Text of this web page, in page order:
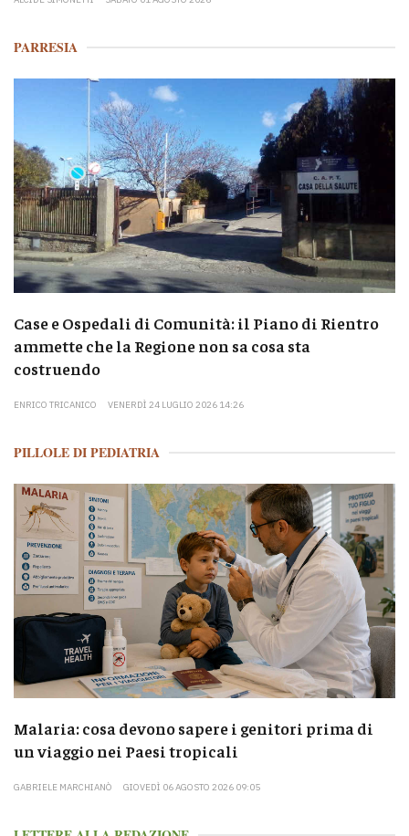
PARRESIA
Case e Ospedali di Comunità: il Piano di Rientro
ammette che la Regione non sa cosa sta
costruendo
ENRICO TRICANICO VENERDÌ 24 LUGLIO 2026 14:26
PILLOLE DI PEDIATRIA
Malaria: cosa devono sapere i genitori prima di
un viaggio nei Paesi tropicali
GABRIELE MARCHIANÒ GIOVEDÌ 06 AGOSTO 2026 09:05